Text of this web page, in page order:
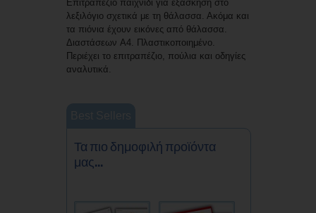
Επιτραπέζιο παιχνίδι για εξάσκηση στο
λεξιλόγιο σχετικά με τη θάλασσα. Ακόμα και
τα πιόνια έχουν εικόνες από θάλασσα.
Διαστάσεων A4. Πλαστικοποιημένο.
Περιέχει το επιτραπέζιο, πούλια και οδηγίες
αναλυτικά.
Τα πιο δημοφιλή προϊόντα
μας...